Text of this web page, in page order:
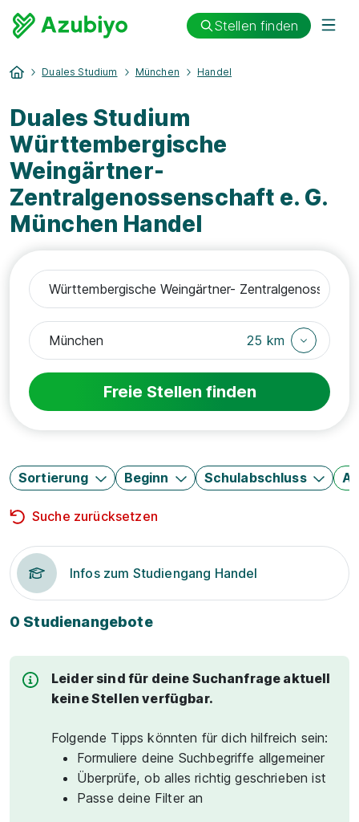
Stellen finden
Duales Studium München Handel
Duales Studium
Württembergische
Weingärtner-
Zentralgenossenschaft e. G.
München Handel
25 km
Freie Stellen finden
Sortierung Beginn Schulabschluss
Suche zurücksetzen
Infos zum Studiengang Handel
0 Studienangebote
Leider sind für deine Suchanfrage aktuell
keine Stellen verfügbar.
Folgende Tipps könnten für dich hilfreich sein:
Formuliere deine Suchbegriffe allgemeiner
Überprüfe, ob alles richtig geschrieben ist
Passe deine Filter an